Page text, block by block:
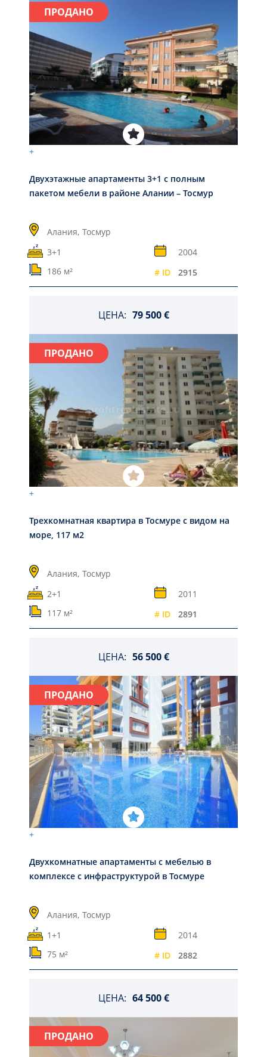
ПРОДАНО
+
Двухэтажные апартаменты 3+1 с полным
пакетом мебели в районе Алании – Тосмур
Алания, Тосмур
3+1
2004
186 м²
# ID 2915
ЦЕНА: 79 500 €
ПРОДАНО
+
Трехкомнатная квартира в Тосмуре с видом на
море, 117 м2
Алания, Тосмур
2+1
2011
117 м²
# ID 2891
ЦЕНА: 56 500 €
ПРОДАНО
+
Двухкомнатные апартаменты с мебелью в
комплексе с инфраструктурой в Тосмуре
Алания, Тосмур
1+1
2014
75 м²
# ID 2882
ЦЕНА: 64 500 €
ПРОДАНО